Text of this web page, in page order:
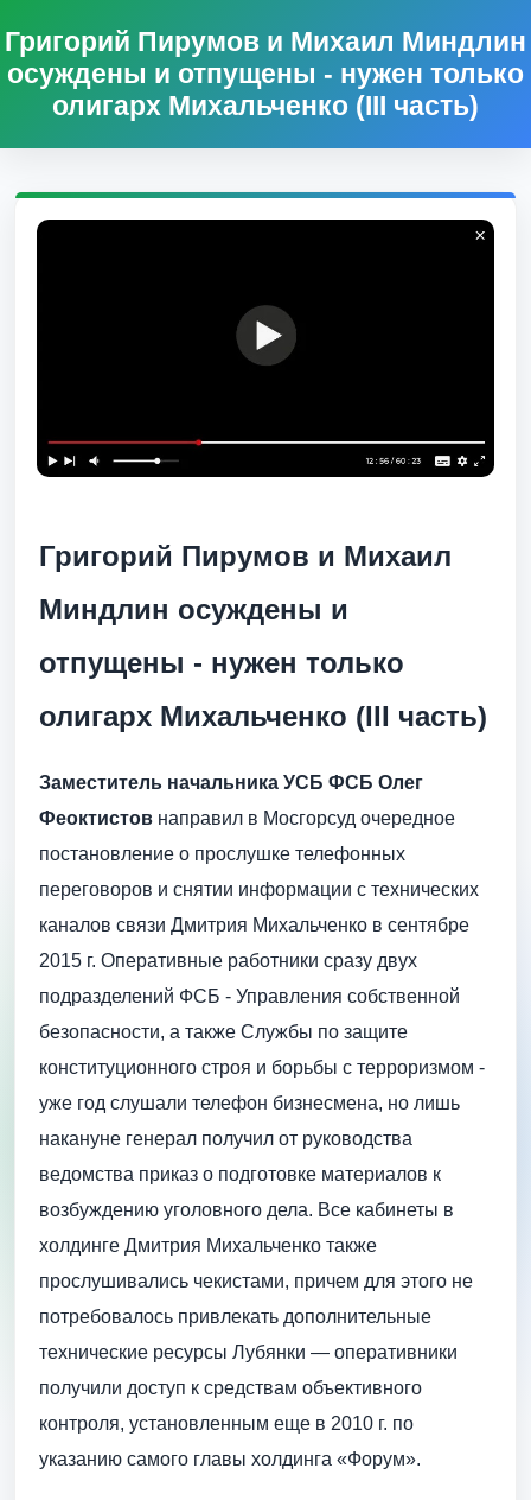
Григорий Пирумов и Михаил Миндлин
осуждены и отпущены - нужен только
олигарх Михальченко (III часть)
Григорий Пирумов и Михаил
Миндлин осуждены и
отпущены - нужен только
олигарх Михальченко (III часть)
Заместитель начальника УСБ ФСБ Олег
Феоктистов направил в Мосгорсуд очередное
постановление о прослушке телефонных
переговоров и снятии информации с технических
каналов связи Дмитрия Михальченко в сентябре
2015 г. Оперативные работники сразу двух
подразделений ФСБ - ​Управления собственной
безопасности, а также Службы по защите
конституционного строя и борьбы с терроризмом - ​
уже год слушали телефон бизнесмена, но лишь
накануне генерал получил от руководства
ведомства приказ о подготовке материалов к
возбуждению уголовного дела. Все кабинеты в
холдинге Дмитрия Михальченко также
прослушивались чекистами, причем для этого не
потребовалось привлекать дополнительные
технические ресурсы Лубянки — ​оперативники
получили доступ к средствам объективного
контроля, установленным еще в 2010 г. по
указанию самого главы холдинга «Форум».